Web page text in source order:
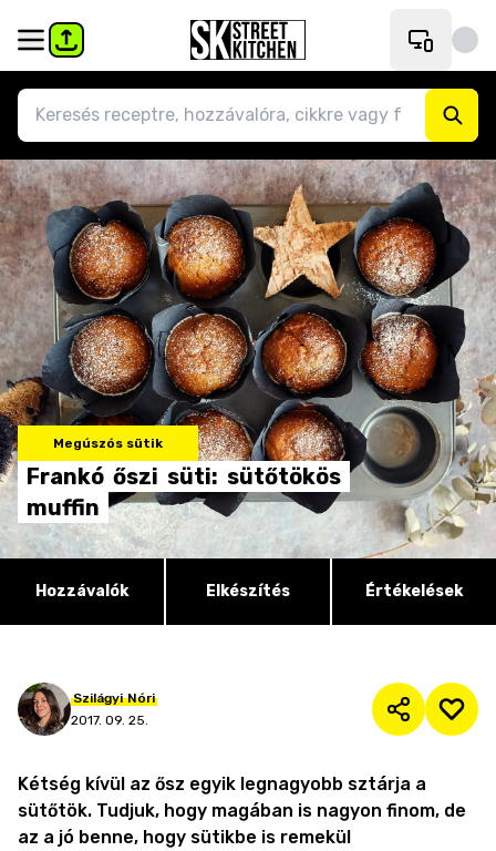
Megúszós sütik
Frankó őszi süti: sütőtökös
muffin
Hozzávalók Elkészítés Értékelések
Szilágyi Nóri
2017. 09. 25.
Kétség kívül az ősz egyik legnagyobb sztárja a
sütőtök. Tudjuk, hogy magában is nagyon finom, de
az a jó benne, hogy sütikbe is remekül